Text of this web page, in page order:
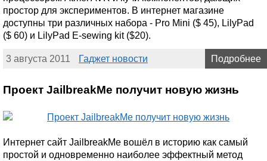
простор для экспериментов. В интернет магазине
доступны три различных набора - Pro Mini ($ 45), LilyPad
($ 60) и LilyPad E-sewing kit ($20).
3 августа 2011 Гаджет новости Подробнее
Проект JailbreakMe получит новую жизнь
Интернет сайт JailbreakMe вошёл в историю как самый
простой и одновременно наиболее эффектный метод